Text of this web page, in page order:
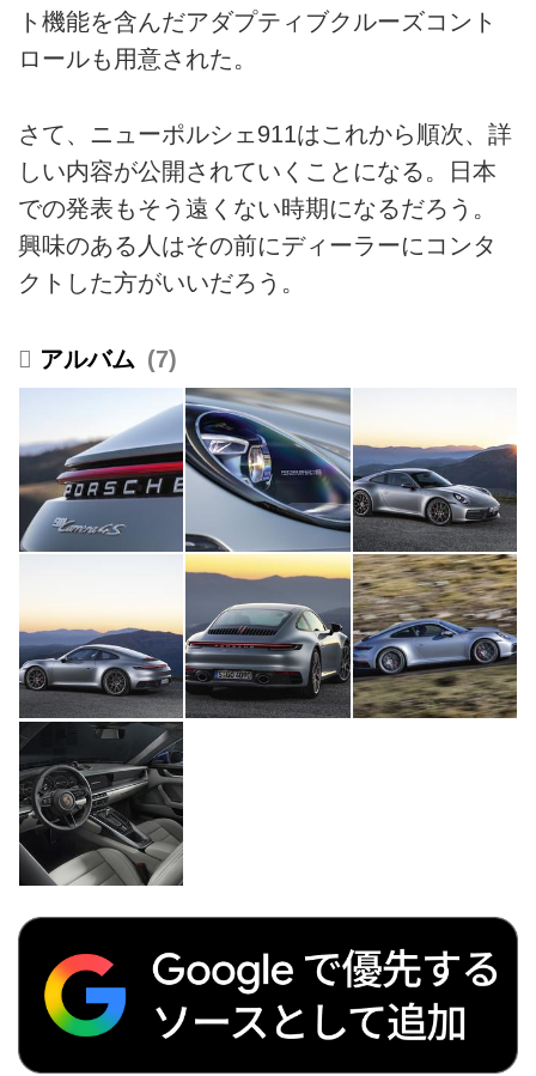
ト機能を含んだアダプティブクルーズコント
ロールも用意された。
さて、ニューポルシェ911はこれから順次、詳
しい内容が公開されていくことになる。日本
での発表もそう遠くない時期になるだろう。
興味のある人はその前にディーラーにコンタ
クトした方がいいだろう。
7